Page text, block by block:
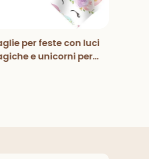
per feste con luci
e unicorni per